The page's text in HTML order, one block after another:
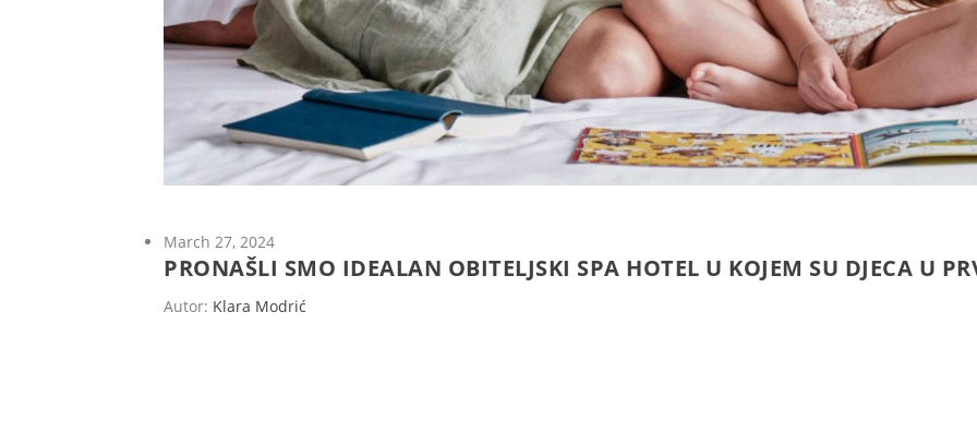
March 27, 2024
PRONAŠLI SMO IDEALAN OBITELJSKI SPA HOTEL U KOJEM SU DJECA U
Autor: Klara Modrić